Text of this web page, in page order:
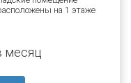
на 1 этаже
месяц